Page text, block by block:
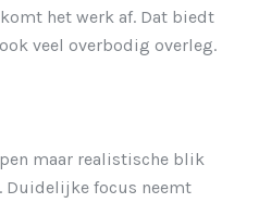
het werk af. Dat biedt
veel overbodig overleg.
maar realistische blik
Duidelijke focus neemt